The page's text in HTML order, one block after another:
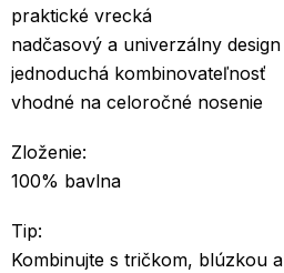
praktické vrecká
nadčasový a univerzálny design
jednoduchá kombinovateľnosť
vhodné na celoročné nosenie
Zloženie:
100% bavlna
Tip:
Kombinujte s tričkom, blúzkou